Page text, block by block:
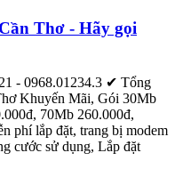
Thơ - Hãy gọi
- 0968.01234.3 ✔‎ Tổng
Khuyến Mãi, Gói 30Mb
70Mb 260.000đ,
phí lắp đặt, trang bị modem
cước sử dụng, Lắp đặt